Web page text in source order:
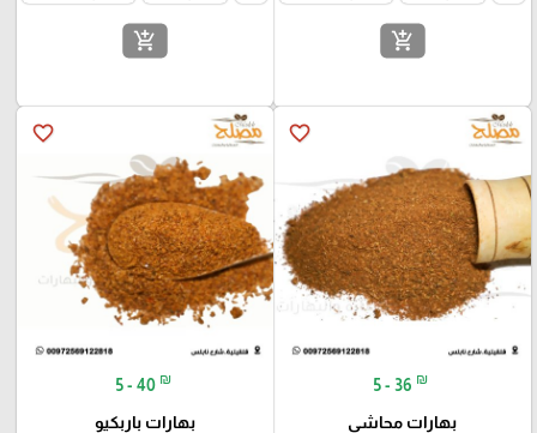
add_shopping_cart
add_shopping_cart
favorite_border
5 - 36 ₪
بهارات محاشي
favorite_border
5 - 40 ₪
بهارات باربكيو